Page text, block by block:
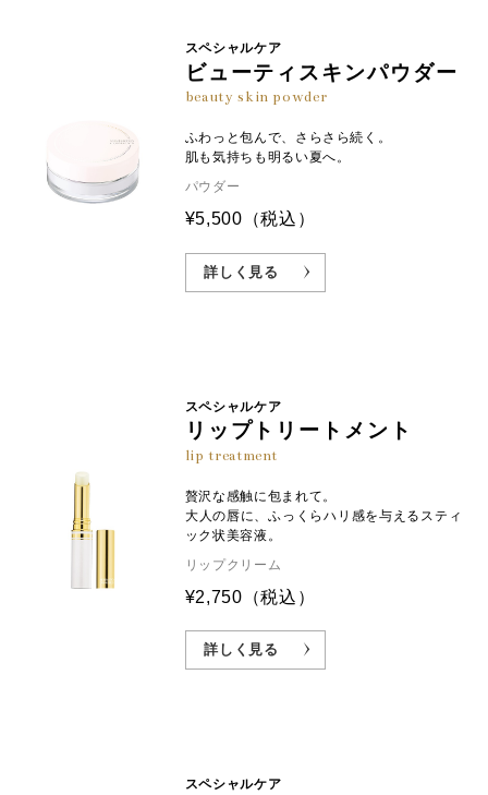
スペシャルケア
ビューティスキンパウダー
beauty skin powder
ふわっと包んで、さらさら続く。
肌も気持ちも明るい夏へ。
パウダー
¥5,500 （税込）
詳しく見る
スペシャルケア
リップトリートメント
lip treatment
贅沢な感触に包まれて。
大人の唇に、ふっくらハリ感を与えるスティ
ック状美容液。
リップクリーム
¥2,750 （税込）
詳しく見る
スペシャルケア